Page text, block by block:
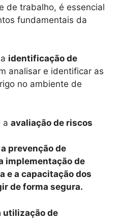
de trabalho, é essencial
fundamentais da
identificação de
analisar e identificar as
no ambiente de
a avaliação de riscos
prevenção de
implementação de
e a capacitação dos
de forma segura.
utilização de